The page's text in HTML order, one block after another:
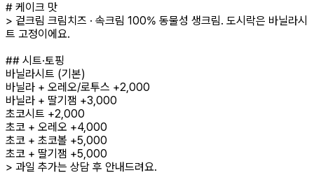
# 케이크 맛
> 겉크림 크림치즈 · 속크림 100% 동물성 생크림. 도시락은 바닐라시
트 고정이에요.
## 시트·토핑
바닐라시트 (기본)
바닐라 + 오레오/로투스 +2,000
바닐라 + 딸기잼 +3,000
초코시트 +2,000
초코 + 오레오 +4,000
초코 + 초코볼 +5,000
초코 + 딸기잼 +5,000
> 과일 추가는 상담 후 안내드려요.